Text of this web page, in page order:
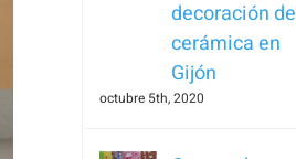
decoración de
cerámica en
Gijón
octubre 5th, 2020